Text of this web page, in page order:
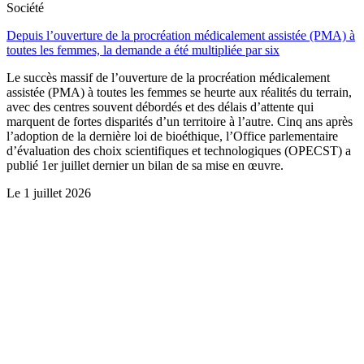
Société
Depuis l’ouverture de la procréation médicalement assistée (PMA) à
toutes les femmes, la demande a été multipliée par six
Le succès massif de l’ouverture de la procréation médicalement
assistée (PMA) à toutes les femmes se heurte aux réalités du terrain,
avec des centres souvent débordés et des délais d’attente qui
marquent de fortes disparités d’un territoire à l’autre. Cinq ans après
l’adoption de la dernière loi de bioéthique, l’Office parlementaire
d’évaluation des choix scientifiques et technologiques (OPECST) a
publié 1er juillet dernier un bilan de sa mise en œuvre.
Le 1 juillet 2026